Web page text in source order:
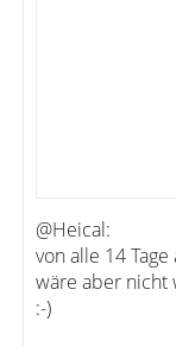
@Heical:
von alle 14
wäre aber nicht
:-)